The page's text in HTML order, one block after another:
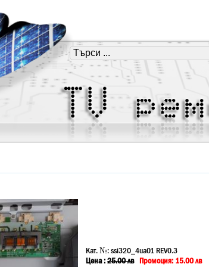
Кат. №:ssi320_4ua01 REV0.3
Цена :25.00лв Промоция: 15.00 лв